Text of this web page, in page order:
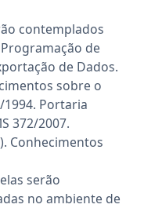
contemplados
de
de Dados.
sobre o
Portaria
372/2007.
Conhecimentos
serão
no ambiente de